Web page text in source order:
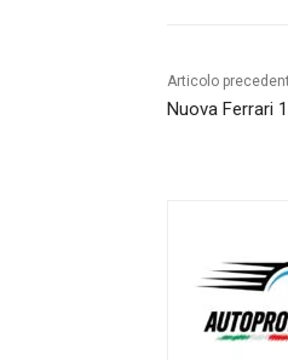
Articolo
Nuova Ferrari